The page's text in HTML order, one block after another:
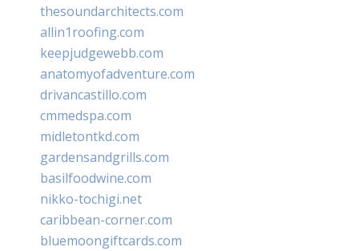
thesoundarchitects.com
allin1roofing.com
keepjudgewebb.com
anatomyofadventure.com
drivancastillo.com
cmmedspa.com
midletontkd.com
gardensandgrills.com
basilfoodwine.com
nikko-tochigi.net
caribbean-corner.com
bluemoongiftcards.com